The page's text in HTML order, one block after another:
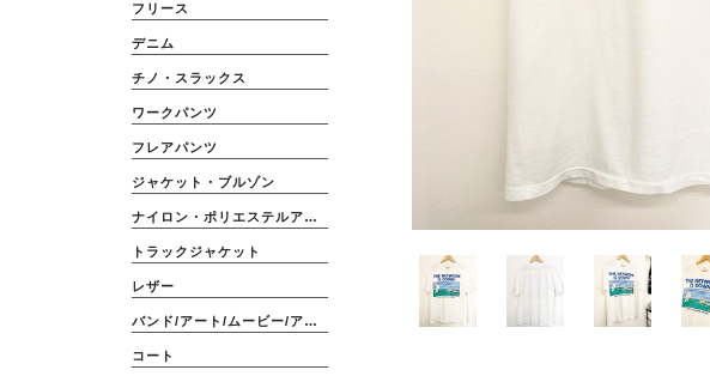
フリース
デニム
チノ・スラックス
ワークパンツ
フレアパンツ
ジャケット・ブルゾン
ナイロン・ポリエステルアウター
トラックジャケット
レザー
バンド/アート/ムービー/アニメ
コート